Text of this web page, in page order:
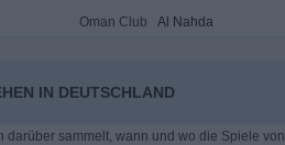
Oman Club Al Nahda
IN DEUTSCHLAND
sammelt, wann und wo die Spiele von